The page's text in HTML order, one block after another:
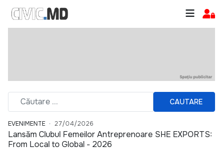
CAUTARE
EVENIMENTE 27/04/2026
Lansăm Clubul Femeilor Antreprenoare SHE EXPORTS:
From Local to Global - 2026